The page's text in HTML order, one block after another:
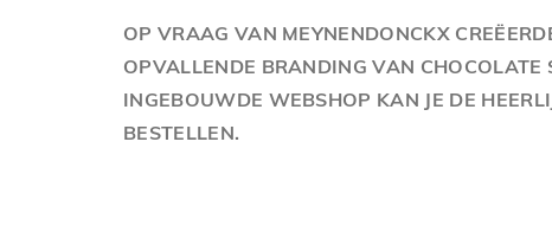
OP VRAAG VAN MEYNENDONCKX
OPVALLENDE BRANDING VAN CHOCOLATE
INGEBOUWDE WEBSHOP KAN JE DE
BESTELLEN.